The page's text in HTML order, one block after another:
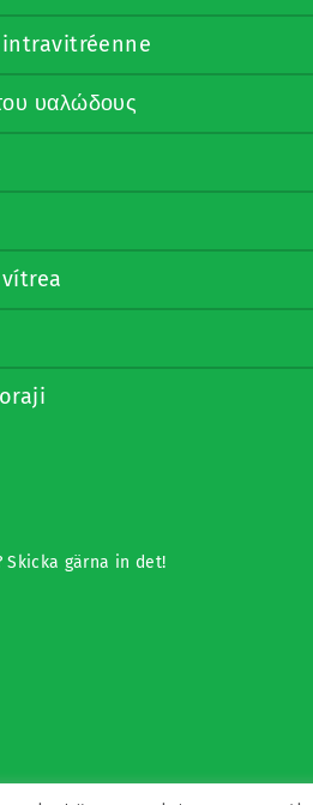
υαλώδους
gärna in det!